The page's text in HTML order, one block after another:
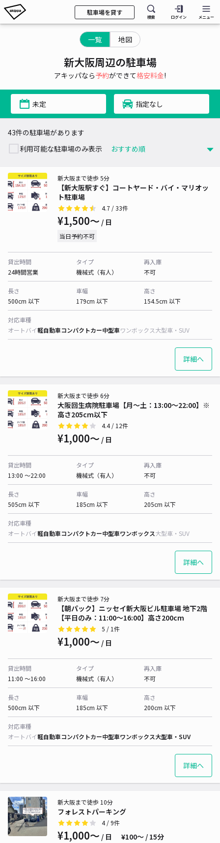
駐車場を貸す
検索 ログイン メニュー
一覧 地図
新大阪周辺の駐車場
アキッパなら予約ができて格安料金!
未定 指定なし
43件の駐車場があります
利用可能な駐車場のみ表示
【新大阪駅すぐ】コートヤード・バイ・マリオッ
ト駐車場
新大阪まで徒歩 5分
4.7 / 33件
¥1,500〜 / 日
当日予約不可
貸出時間
24時間営業
タイプ
機械式（有人）
再入庫
不可
長さ
500cm 以下
車幅
179cm 以下
高さ
154.5cm 以下
対応車種
オートバイ軽自動車コンパクトカー中型車ワンボックス大型車・SUV
詳細へ
大阪回生病院駐車場【月〜土：13:00～22:00】※
高さ205cm以下
新大阪まで徒歩 6分
4.4/ 12件
¥1,000〜 / 日
貸出時間
13:00 〜22:00
タイプ
機械式（有人）
再入庫
不可
長さ
505cm 以下
車幅
185cm 以下
高さ
205cm 以下
対応車種
オートバイ軽自動車コンパクトカー中型車ワンボックス大型車・SUV
詳細へ
【朝パック】ニッセイ新大阪ビル駐車場 地下2階
【平日のみ：11:00～16:00】高さ200cm
新大阪まで徒歩 7分
5 / 1件
¥1,000〜 / 日
貸出時間
11:00 〜16:00
タイプ
機械式（有人）
再入庫
不可
長さ
500cm 以下
車幅
185cm 以下
高さ
200cm 以下
対応車種
オートバイ軽自動車コンパクトカー中型車ワンボックス大型車・SUV
詳細へ
フォレストパーキング
新大阪まで徒歩 10分
4/ 9件
¥1,000〜 / 日 ¥100〜 / 15分